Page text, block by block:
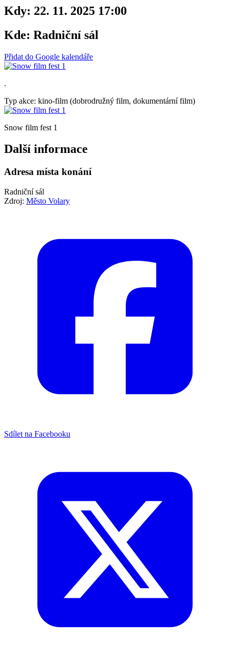
Kdy: 22. 11. 2025 17:00
Kde: Radniční sál
Přidat do Google kalendáře
.
Typ akce: kino-film (dobrodružný film, dokumentární film)
Snow film fest 1
Další informace
Adresa místa konání
Radniční sál
Zdroj: Město Volary
Sdílet na Facebooku